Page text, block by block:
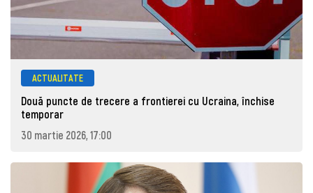
ACTUALITATE
Două puncte de trecere a frontierei cu Ucraina, închise
temporar
30 martie 2026, 17:00